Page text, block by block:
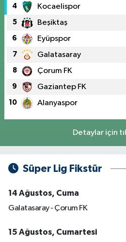
4 Kocaelispor
5 Beşiktaş
6 Eyüpspor
7 Galatasaray
8 Çorum FK
9 Gaziantep FK
10 Alanyaspor
Detaylar için
Süper Lig Fikstür
14 Ağustos, Cuma
Galatasaray - Çorum FK
15 Ağustos, Cumartesi